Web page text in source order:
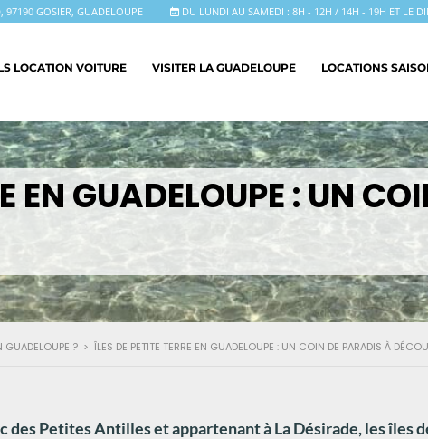
DU LUNDI AU SAMEDI : 8H - 12H / 14H - 19H ET LE
97190 GOSIER, GUADELOUPE
LOCATION VOITURE VISITER LA GUADELOUPE LOCATIONS
EN GUADELOUPE : UN
GUADELOUPE ? > ÎLES DE PETITE TERRE EN GUADELOUPE : UN COIN DE PARADIS À
des Petites Antilles et appartenant à La Désirade, les îles